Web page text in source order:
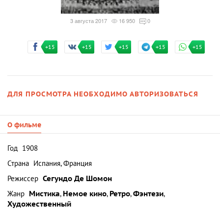
3 августа 2017 16 950 0
+15 +15 +15 +15 +15
ДЛЯ ПРОСМОТРА НЕОБХОДИМО АВТОРИЗОВАТЬСЯ
О фильме
Год 1908
Страна Испания, Франция
Режиссер Сегундо Де Шомон
Жанр Мистика, Немое кино, Ретро,Фэнтези,
Художественный